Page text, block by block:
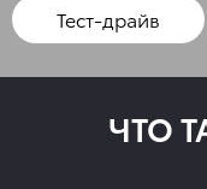
Тест-драйв
ЧТО